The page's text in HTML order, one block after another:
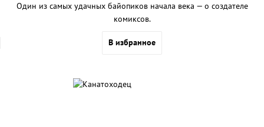
Один из самых удачных байопиков начала века — о создателе
комиксов.
В избранное